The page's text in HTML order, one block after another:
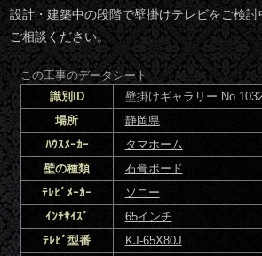
設計・建築中の段階で壁掛けテレビをご検
ご相談ください。
この工事のデータシート
識別ID
壁掛けギャラリー
場所
静岡県
ﾊｳｽﾒｰｶｰ
タマホーム
壁の種類
石膏ボード
ﾃﾚﾋﾞﾒｰｶｰ
ソニー
ｲﾝﾁｻｲｽﾞ
65インチ
ﾃﾚﾋﾞ型番
KJ-65X80J